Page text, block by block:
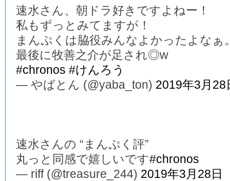
速水さん、朝ドラ好きですよねー！
私もずっとみてますが！
まんぷくは脇役みんなよかったよなぁ
最後に牧善之介が足され◎w
#chronos #けんろう
— やばとん (@yaba_ton) 2019年3月28
速水さんの “まんぷく評”
丸っと同感で嬉しいです#chronos
— riff (@treasure_244) 2019年3月28日